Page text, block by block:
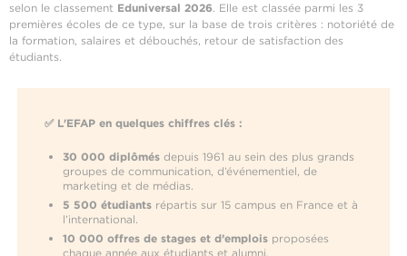
selon le classement Eduniversal 2026. Elle est classée parmi les 3
premières écoles de ce type, sur la base de trois critères : notoriété de
la formation, salaires et débouchés, retour de satisfaction des
étudiants.
✅ L'EFAP en quelques chiffres clés :
30 000 diplômésdepuis 1961 au sein des plus grands
groupes de communication, d’événementiel, de
marketing et de médias.
5 500 étudiantsrépartis sur 15 campus en France et à
l’international.
10 000 offres de stages et d’emploisproposées
chaque année aux étudiants et alumni.